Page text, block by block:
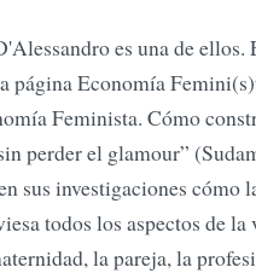
es una de ellos.
página Economía
Feminista. Cómo
perder el glamour”
sus investigaciones cómo
todos los aspectos de la
la pareja, la